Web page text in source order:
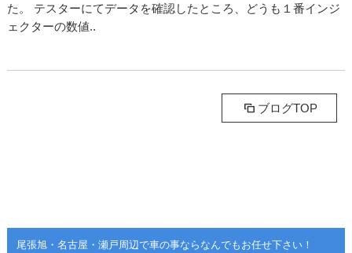
た。 テスターにてデータを確認したところ、どうも１番インジ
ェクターの数値..
ブログTOP
尾張旭・名古屋・瀬戸周辺で車の事ならなんでもお任せ下さい！